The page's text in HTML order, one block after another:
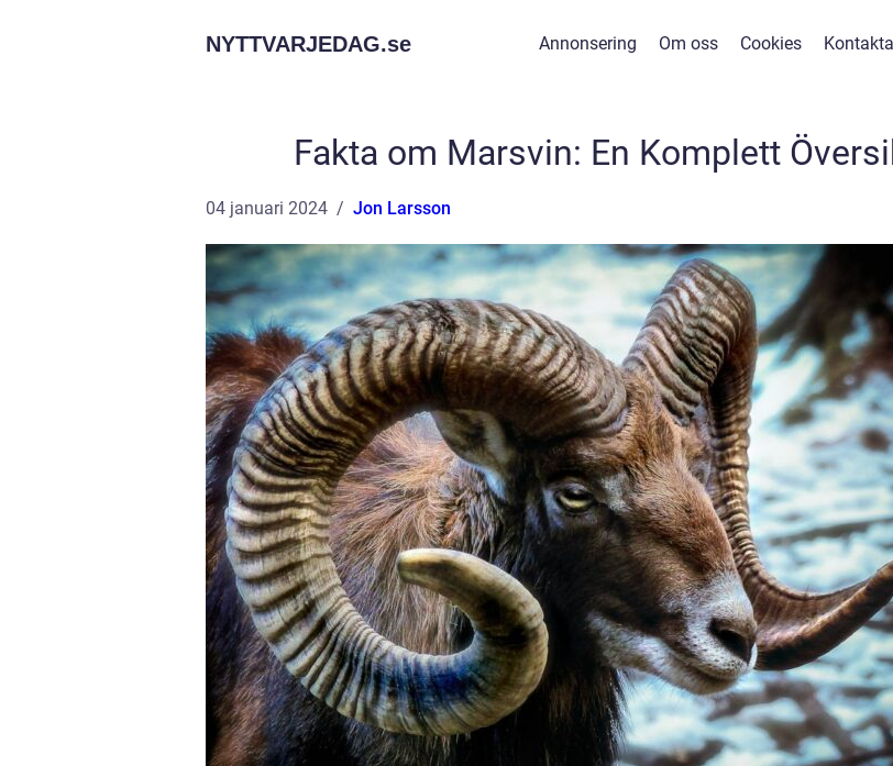
NYTTVARJEDAG.se Annonsering Om oss Cookies
Fakta om Marsvin: En Komplett
04 januari 2024 Jon Larsson